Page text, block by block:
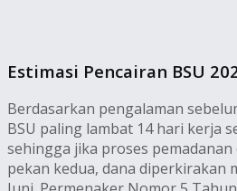
Estimasi Pencairan BSU
Berdasarkan pengalaman
BSU paling lambat 14 hari kerja
sehingga jika proses
pekan kedua, dana diperkirakan